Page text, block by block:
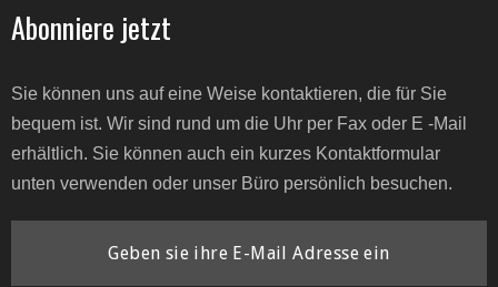
Abonniere jetzt
Sie können uns auf eine Weise kontaktieren, die für Sie
bequem ist. Wir sind rund um die Uhr per Fax oder E -Mail
erhältlich. Sie können auch ein kurzes Kontaktformular
unten verwenden oder unser Büro persönlich besuchen.